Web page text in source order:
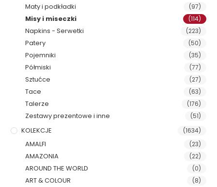
Maty i podkładki (97)
Misy i miseczki (114)
Napkins - Serwetki (223)
Patery (50)
Pojemniki (35)
Półmiski (77)
Sztućce (27)
Tace (63)
Talerze (176)
Zestawy prezentowe i inne (51)
KOLEKCJE (1634)
AMALFI (23)
AMAZONIA (22)
AROUND THE WORLD (0)
ART & COLOUR (8)